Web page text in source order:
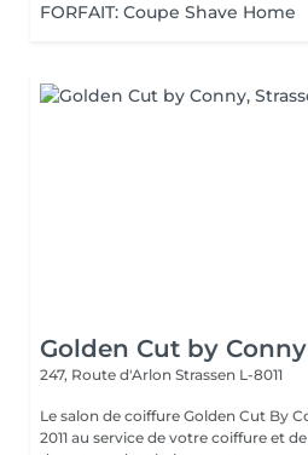
FORFAIT: Coupe Shave Home
Golden Cut by Conny
247, Route d'Arlon Strassen L-8011
Le salon de coiffure Golden Cut By
2011 au service de votre coiffure et